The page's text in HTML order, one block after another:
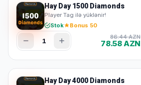
Hay Day 1500 Diamonds
Player Tag ilə yüklənir!
Stok
Bonus 50
1 86.44 AZN
78.58 AZN
Hay Day 4000 Diamonds